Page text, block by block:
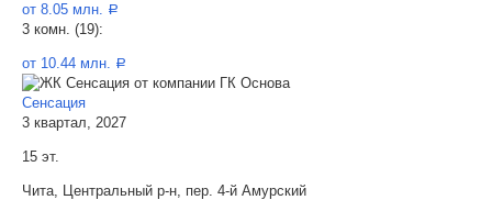
от 8.05 млн. a
3 комн. (19):
от 10.44 млн. a
Сенсация
3 квартал, 2027
15 эт.
Чита, Центральный р-н, пер. 4-й Амурский